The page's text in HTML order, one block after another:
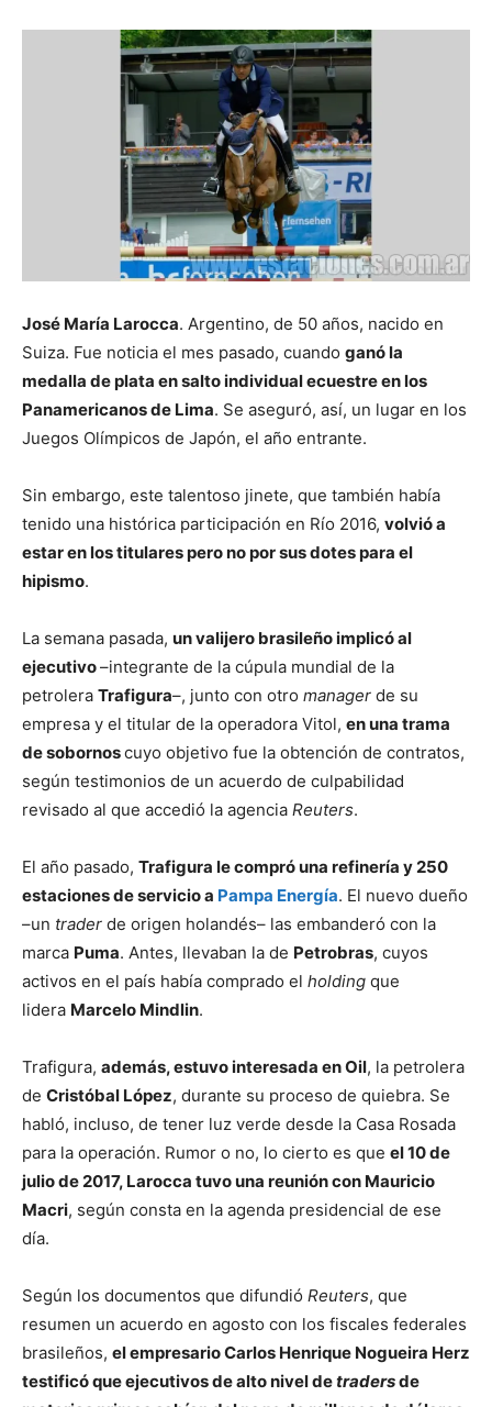
José María Larocca. Argentino, de 50 años, nacido en
Suiza. Fue noticia el mes pasado, cuando ganó la
medalla de plata en salto individual ecuestre en los
Panamericanos de Lima. Se aseguró, así, un lugar en los
Juegos Olímpicos de Japón, el año entrante.
Sin embargo, este talentoso jinete, que también había
tenido una histórica participación en Río 2016, volvió a
estar en los titulares pero no por sus dotes para el
hipismo.
La semana pasada, un valijero brasileño implicó al
ejecutivo–integrante de la cúpula mundial de la
petrolera Trafigura–, junto con otro manager de su
empresa y el titular de la operadora Vitol, en una trama
de sobornoscuyo objetivo fue la obtención de contratos,
según testimonios de un acuerdo de culpabilidad
revisado al que accedió la agencia Reuters.
El año pasado, Trafigura le compró una refinería y 250
estaciones de servicio a Pampa Energía. El nuevo dueño
–un trader de origen holandés– las embanderó con la
marca Puma. Antes, llevaban la de Petrobras, cuyos
activos en el país había comprado el holding que
lidera Marcelo Mindlin.
Trafigura, además, estuvo interesada en Oil, la petrolera
de Cristóbal López, durante su proceso de quiebra. Se
habló, incluso, de tener luz verde desde la Casa Rosada
para la operación. Rumor o no, lo cierto es que el 10 de
julio de 2017, Larocca tuvo una reunión con Mauricio
Macri, según consta en la agenda presidencial de ese
día.
Según los documentos que difundió Reuters, que
resumen un acuerdo en agosto con los fiscales federales
brasileños, el empresario Carlos Henrique Nogueira Herz
testificó que ejecutivos de alto nivel detradersde